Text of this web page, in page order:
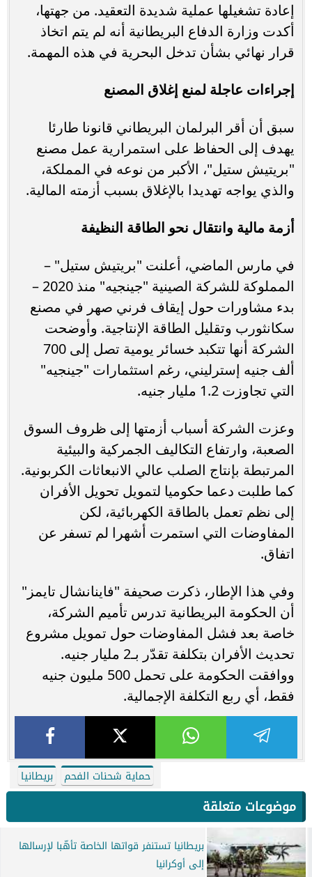
إعادة تشغيلها عملية شديدة التعقيد. من جهتها،
أكدت وزارة الدفاع البريطانية أنه لم يتم اتخاذ
قرار نهائي بشأن تدخل البحرية في هذه المهمة.
إجراءات عاجلة لمنع إغلاق المصنع
سبق أن أقر البرلمان البريطاني قانونا طارئا
يهدف إلى الحفاظ على استمرارية عمل مصنع
"بريتيش ستيل"، الأكبر من نوعه في المملكة،
والذي يواجه تهديدا بالإغلاق بسبب أزمته المالية.
أزمة مالية وانتقال نحو الطاقة النظيفة
في مارس الماضي، أعلنت "بريتيش ستيل" –
المملوكة للشركة الصينية "جينجيه" منذ 2020 –
بدء مشاورات حول إيقاف فرني صهر في مصنع
سكانثورب وتقليل الطاقة الإنتاجية. وأوضحت
الشركة أنها تتكبد خسائر يومية تصل إلى 700
ألف جنيه إسترليني، رغم استثمارات "جينجيه"
التي تجاوزت 1.2 مليار جنيه.
وعزت الشركة أسباب أزمتها إلى ظروف السوق
الصعبة، وارتفاع التكاليف الجمركية والبيئية
المرتبطة بإنتاج الصلب عالي الانبعاثات الكربونية.
كما طلبت دعما حكوميا لتمويل تحويل الأفران
إلى نظم تعمل بالطاقة الكهربائية، لكن
المفاوضات التي استمرت أشهرا لم تسفر عن
اتفاق.
وفي هذا الإطار، ذكرت صحيفة "فاينانشال تايمز"
أن الحكومة البريطانية تدرس تأميم الشركة،
خاصة بعد فشل المفاوضات حول تمويل مشروع
تحديث الأفران بتكلفة تقدّر بـ2 مليار جنيه.
ووافقت الحكومة على تحمل 500 مليون جنيه
فقط، أي ربع التكلفة الإجمالية.
حماية شحنات الفحم بريطانيا
موضوعات متعلقة
بريطانيا تستنفر قواتها الخاصة تأهّبا لإرسالها
إلى أوكرانيا